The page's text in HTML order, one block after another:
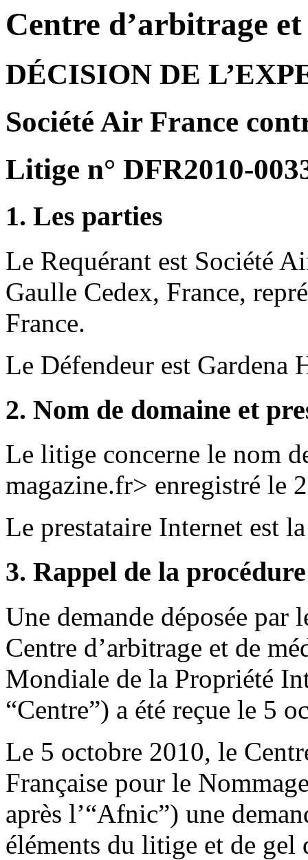
Centre d’arbitrage
DÉCISION DE
Société Air France
Litige n° DFR2010-
1. Les parties
Le Requérant est Société
Gaulle Cedex, France,
France.
Le Défendeur est Gardena
2. Nom de domaine et
Le litige concerne le nom
magazine.fr> enregistré le
Le prestataire Internet est
3. Rappel de la procédure
Une demande déposée par
Centre d’arbitrage et de
Mondiale de la Propriété
“Centre”) a été reçue le 5
Le 5 octobre 2010, le
Française pour le
après l’“Afnic”) une
éléments du litige et de gel